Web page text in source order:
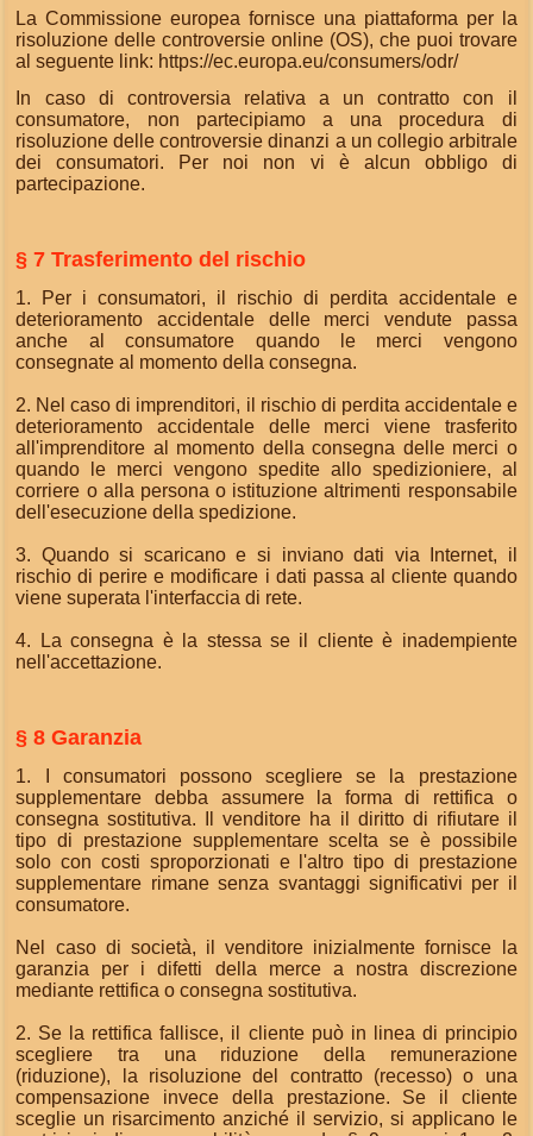
La Commissione europea fornisce una piattaforma per la
risoluzione delle controversie online (OS), che puoi trovare
al seguente link: https://ec.europa.eu/consumers/odr/
In caso di controversia relativa a un contratto con il
consumatore, non partecipiamo a una procedura di
risoluzione delle controversie dinanzi a un collegio arbitrale
dei consumatori. Per noi non vi è alcun obbligo di
partecipazione.
§ 7 Trasferimento del rischio
1. Per i consumatori, il rischio di perdita accidentale e
deterioramento accidentale delle merci vendute passa
anche al consumatore quando le merci vengono
consegnate al momento della consegna.
2. Nel caso di imprenditori, il rischio di perdita accidentale e
deterioramento accidentale delle merci viene trasferito
all'imprenditore al momento della consegna delle merci o
quando le merci vengono spedite allo spedizioniere, al
corriere o alla persona o istituzione altrimenti responsabile
dell'esecuzione della spedizione.
3. Quando si scaricano e si inviano dati via Internet, il
rischio di perire e modificare i dati passa al cliente quando
viene superata l'interfaccia di rete.
4. La consegna è la stessa se il cliente è inadempiente
nell'accettazione.
§ 8 Garanzia
1. I consumatori possono scegliere se la prestazione
supplementare debba assumere la forma di rettifica o
consegna sostitutiva. Il venditore ha il diritto di rifiutare il
tipo di prestazione supplementare scelta se è possibile
solo con costi sproporzionati e l'altro tipo di prestazione
supplementare rimane senza svantaggi significativi per il
consumatore.
Nel caso di società, il venditore inizialmente fornisce la
garanzia per i difetti della merce a nostra discrezione
mediante rettifica o consegna sostitutiva.
2. Se la rettifica fallisce, il cliente può in linea di principio
scegliere tra una riduzione della remunerazione
(riduzione), la risoluzione del contratto (recesso) o una
compensazione invece della prestazione. Se il cliente
sceglie un risarcimento anziché il servizio, si applicano le